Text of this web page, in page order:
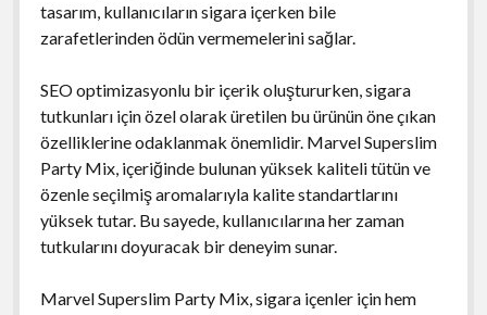
tasarım, kullanıcıların sigara içerken bile
zarafetlerinden ödün vermemelerini sağlar.
SEO optimizasyonlu bir içerik oluştururken, sigara
tutkunları için özel olarak üretilen bu ürünün öne çıkan
özelliklerine odaklanmak önemlidir. Marvel Superslim
Party Mix, içeriğinde bulunan yüksek kaliteli tütün ve
özenle seçilmiş aromalarıyla kalite standartlarını
yüksek tutar. Bu sayede, kullanıcılarına her zaman
tutkularını doyuracak bir deneyim sunar.
Marvel Superslim Party Mix, sigara içenler için hem